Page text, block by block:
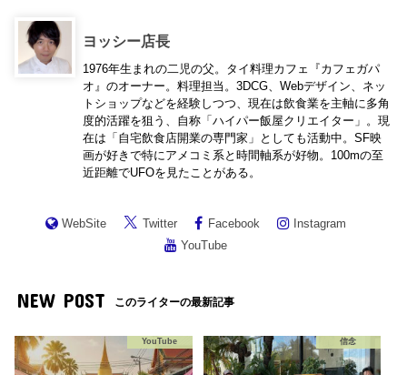
ヨッシー店長
1976年生まれの二児の父。タイ料理カフェ『カフェガパ
オ』のオーナー。料理担当。3DCG、Webデザイン、ネッ
トショップなどを経験しつつ、現在は飲食業を主軸に多角
度的活躍を狙う、自称「ハイパー飯屋クリエイター」。現
在は「自宅飲食店開業の専門家」としても活動中。SF映
画が好きで特にアメコミ系と時間軸系が好物。100mの至
近距離でUFOを見たことがある。
WebSite Twitter Facebook
Instagram
YouTube
NEW POST このライターの最新記事
YouTube 信念